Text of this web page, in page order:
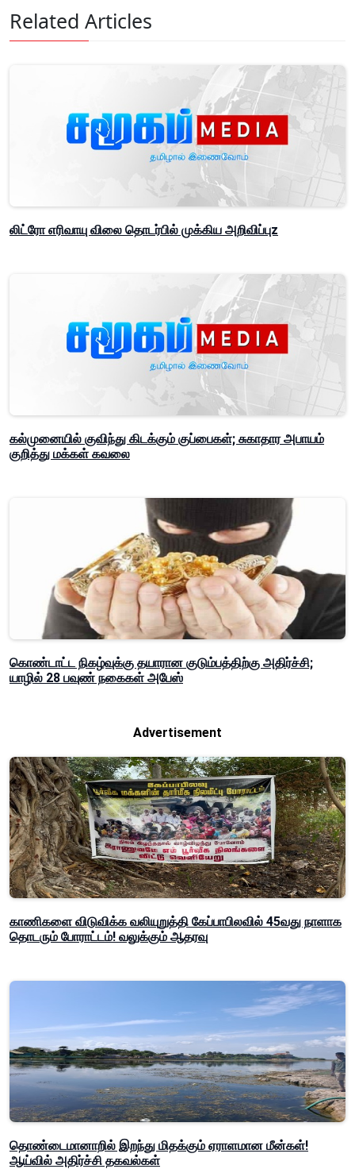
Related Articles
லிட்ரோ எரிவாயு விலை தொடர்பில் முக்கிய அறிவிப்புz
கல்முனையில் குவிந்து கிடக்கும் குப்பைகள்; சுகாதார அபாயம்
குறித்து மக்கள் கவலை
கொண்டாட்ட நிகழ்வுக்கு தயாரான குடும்பத்திற்கு அதிர்ச்சி;
யாழில் 28 பவுண் நகைகள் அபேஸ்
Advertisement
காணிகளை விடுவிக்க வலியுறுத்தி கேப்பாபிலவில் 45வது நாளாக
தொடரும் போராட்டம்! வலுக்கும் ஆதரவு
தொண்டைமானாறில் இறந்து மிதக்கும் ஏராளமான மீன்கள்!
ஆய்வில் அதிர்ச்சி தகவல்கள்